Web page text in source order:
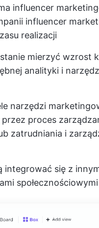
influencer
influencer
realizacji
mierzyć wzrost
analityki i
narzędzi
proces
zatrudniania i
integrować się z
społecznościowymi